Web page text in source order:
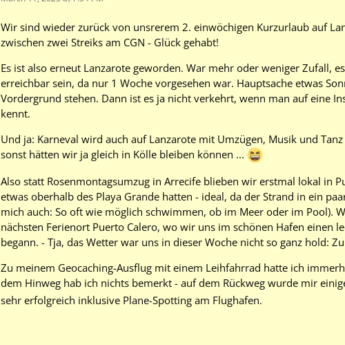
Wir sind wieder zurück von unsrerem 2. einwöchigen Kurzurlaub auf
zwischen zwei Streiks am CGN - Glück gehabt!
Es ist also erneut Lanzarote geworden. War mehr oder weniger Zufall,
erreichbar sein, da nur 1 Woche vorgesehen war. Hauptsache etwas
Vordergrund stehen. Dann ist es ja nicht verkehrt, wenn man auf eine
kennt.
Und ja: Karneval wird auch auf Lanzarote mit Umzügen, Musik und
sonst hätten wir ja gleich in Kölle bleiben können ...
Also statt Rosenmontagsumzug in Arrecife blieben wir erstmal lokal in
etwas oberhalb des Playa Grande hatten - ideal, da der Strand in ein
mich auch: So oft wie möglich schwimmen, ob im Meer oder im Pool).
nächsten Ferienort Puerto Calero, wo wir uns im schönen Hafen einen
begann. - Tja, das Wetter war uns in dieser Woche nicht so ganz hold:
Zu meinem Geocaching-Ausflug mit einem Leihfahrrad hatte ich
dem Hinweg hab ich nichts bemerkt - auf dem Rückweg wurde mir
sehr erfolgreich inklusive Plane-Spotting am Flughafen.